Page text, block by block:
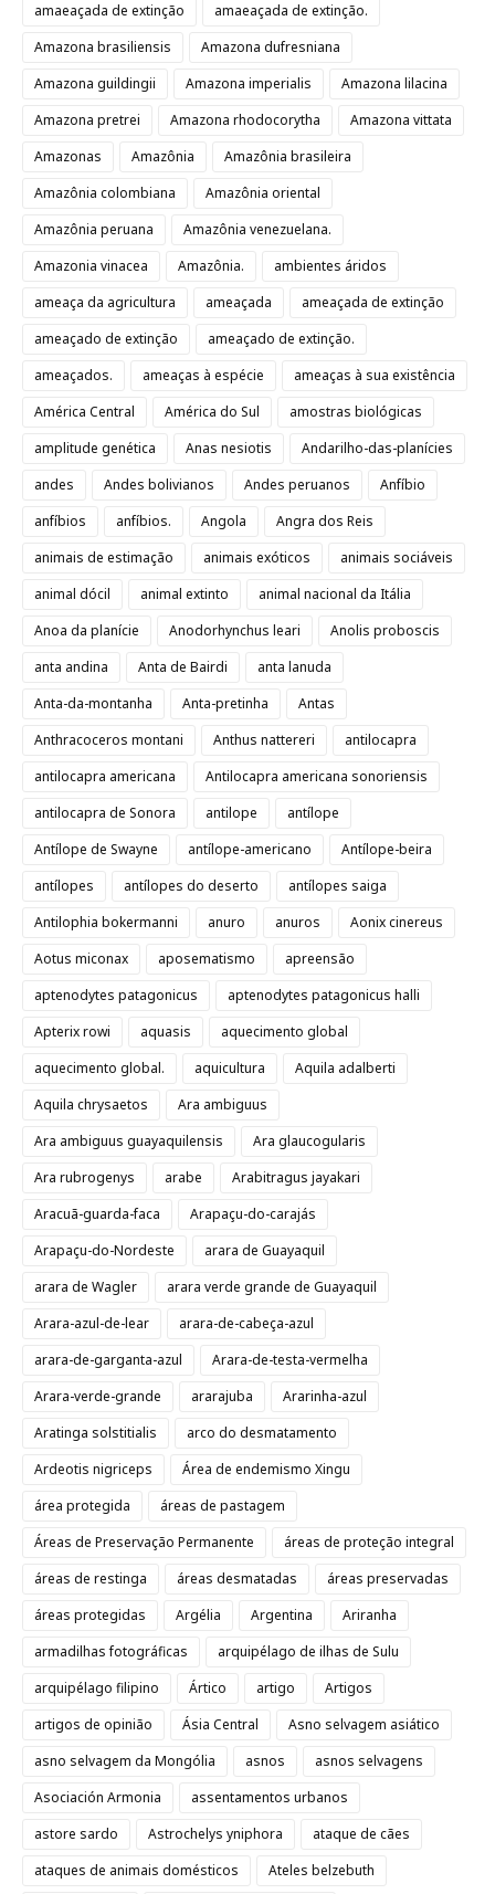
amaeaçada de extinção
amaeaçada de extinção.
Amazona brasiliensis
Amazona dufresniana
Amazona guildingii
Amazona imperialis
Amazona lilacina
Amazona pretrei
Amazona rhodocorytha
Amazona vittata
Amazonas
Amazônia
Amazônia brasileira
Amazônia colombiana
Amazônia oriental
Amazônia peruana
Amazônia venezuelana.
Amazonia vinacea
Amazônia.
ambientes áridos
ameaça da agricultura
ameaçada
ameaçada de extinção
ameaçado de extinção
ameaçado de extinção.
ameaçados.
ameaças à espécie
ameaças à sua existência
América Central
América do Sul
amostras biológicas
amplitude genética
Anas nesiotis
Andarilho-das-planícies
andes
Andes bolivianos Andes peruanos
Anfíbio
anfíbios
anfíbios. Angola
Angra dos Reis
animais de estimação
animais exóticos
animais sociáveis
animal dócil
animal extinto
animal nacional da Itália
Anoa da planície
Anodorhynchus leari
Anolis proboscis
anta andina
Anta de Bairdi
anta lanuda
Anta-da-montanha
Anta-pretinha
Antas
Anthracoceros montani
Anthus nattereri
antilocapra
antilocapra americana
Antilocapra americana sonoriensis
antilocapra de Sonora
antilope
antílope
Antílope de Swayne
antílope-americano
Antílope-beira
antílopes
antílopes do deserto
antílopes saiga
Antilophia bokermanni
anuro anuros
Aonix cinereus
Aotus miconax
aposematismo
apreensão
aptenodytes patagonicus
aptenodytes patagonicus halli
Apterix rowi
aquasis
aquecimento global
aquecimento global.
aquicultura
Aquila adalberti
Aquila chrysaetos
Ara ambiguus
Ara ambiguus guayaquilensis
Ara glaucogularis
Ara rubrogenys
arabe
Arabitragus jayakari
Aracuã-guarda-faca
Arapaçu-do-carajás
Arapaçu-do-Nordeste
arara de Guayaquil
arara de Wagler
arara verde grande de Guayaquil
Arara-azul-de-lear
arara-de-cabeça-azul
arara-de-garganta-azul
Arara-de-testa-vermelha
Arara-verde-grande
ararajuba
Ararinha-azul
Aratinga solstitialis
arco do desmatamento
Ardeotis nigriceps
Área de endemismo Xingu
área protegida
áreas de pastagem
Áreas de Preservação Permanente
áreas de proteção integral
áreas de restinga
áreas desmatadas
áreas preservadas
áreas protegidas
Argélia Argentina
Ariranha
armadilhas fotográficas
arquipélago de ilhas de Sulu
arquipélago filipino
Ártico artigo
Artigos
artigos de opinião
Ásia Central
Asno selvagem asiático
asno selvagem da Mongólia
asnos
asnos selvagens
Asociación Armonia
assentamentos urbanos
astore sardo
Astrochelys yniphora
ataque de cães
ataques de animais domésticos
Ateles belzebuth